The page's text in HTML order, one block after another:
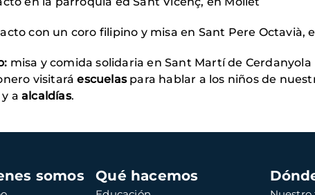
acto con un coro filipino y misa en Sant Pere Octavià,
misa y comida solidaria en Sant Martí de Cerdanyola
visitaráescuelas para hablar a los niños de
y aalcaldías.
somos Qué hacemos